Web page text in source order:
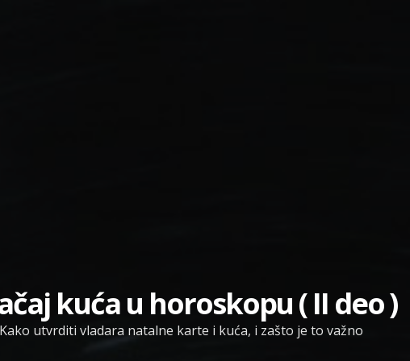
kuća u horoskopu ( II deo )
utvrditi vladara natalne karte i kuća, i zašto je to važno